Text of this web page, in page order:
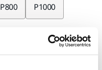
P800 P1000